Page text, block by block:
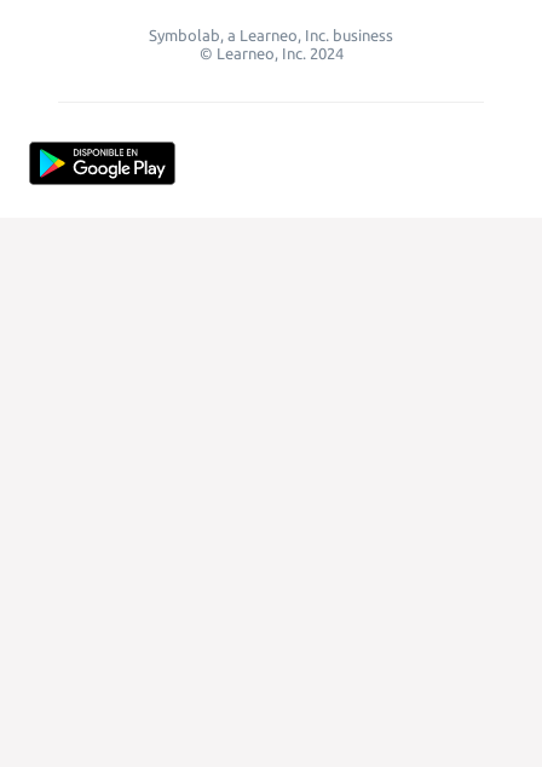
Symbolab, a Learneo, Inc. business
© Learneo, Inc. 2024